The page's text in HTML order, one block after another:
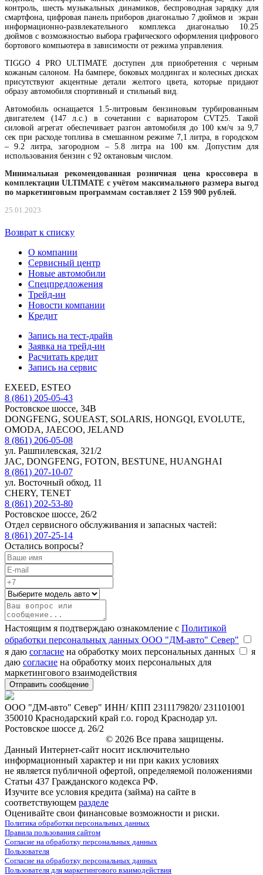
контроль, шесть музыкальных динамиков, беспроводная зарядку для
смартфона, цифровая панель приборов диагональю 7 дюймов и экран
информационно-развлекательного комплекса диагональю 10.25
дюймов с возможностью выбора графического оформления цифрового
бортового компьютера в зависимости от режима управления.
TIGGO 4 PRO ULTIMATE доступен для приобретения c черным
кожаным салоном. На бампере, боковых молдингах и колесных дисках
присутствуют акцентные детали желтого цвета, которые придают
образу автомобиля спортивный и стильный вид.
Автомобиль оснащается 1.5-литровым бензиновым турбированным
двигателем (147 л.с.) в сочетании с вариатором CVT25. Такой
силовой агрегат обеспечивает разгон автомобиля до 100 км/ч за 9,7
сек при расходе топлива в смешанном режиме 7,1 литра, в городском
– 9.2 литра, загородном – 5.8 литра на 100 км. Допустим для
использования бензин с 92 октановым числом.
Минимальная рекомендованная розничная цена кроссовера в
комплектацииULTIMATE с учётом максимального размера выгод
по маркетинговым программам составляет 2 159 900 рублей.
25.01.2023
Возврат к списку
О компании
Сервисный центр
Новые автомобили
Cпецпредложения
Трейд-ин
Новости компании
Кредит
Запись на тест-драйв
Заявка на трейд-ин
Расчитать кредит
Запись на сервис
EXEED, ESTEO
8 (861) 205-05-43
Ростовское шоссе, 34В
DONGFENG, SOUEAST, SOLARIS, HONGQI, EVOLUTE,
OMODA, JAECOO, JELAND
8 (861) 206-05-08
ул. Рашпилевская, 321/2
JAC, DONGFENG, FOTON, BESTUNE, HUANGHAI
8 (861) 207-10-07
ул. Восточный обход, 11
CHERY, TENET
8 (861) 202-53-80
Ростовское шоссе, 26/2
Отдел сервисного обслуживания и запасных частей:
8 (861) 207-25-14
Остались вопросы?
Настоящим я подтверждаю ознакомление с Политикой
обработки персональных данных ООО "ДМ-авто" Север"
я даю согласие на обработку моих персональных данных
я
даю согласие на обработку моих персональных для
маркетингового взаимодействия
ООО "ДМ-авто" Север" ИНН/ КПП 2311179820/ 231101001
350010 Краснодарский край г.о. город Краснодар ул.
Ростовское шоссе д. 26/2
© 2026 Все права защищены.
Данный Интернет-сайт носит исключительно
информационный характер и ни при каких условиях
не является публичной офертой, определяемой положениями
Статьи 437 Гражданского кодекса РФ.
Изучите все условия кредита (займа) на сайте в
соответствующем разделе
Оценивайте свои финансовые возможности и риски.
Политика обработки персональных данных
Правила пользования сайтом
Согласие на обработку персональных данных
Пользователя
Согласие на обработку персональных данных
Пользователя для маркетингового взаимодействия